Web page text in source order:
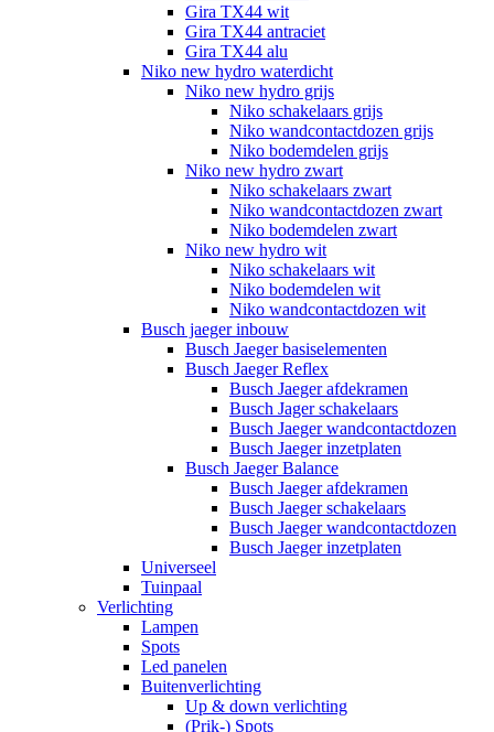
Gira TX44 wit
Gira TX44 antraciet
Gira TX44 alu
Niko new hydro waterdicht
Niko new hydro grijs
Niko schakelaars grijs
Niko wandcontactdozen grijs
Niko bodemdelen grijs
Niko new hydro zwart
Niko schakelaars zwart
Niko wandcontactdozen zwart
Niko bodemdelen zwart
Niko new hydro wit
Niko schakelaars wit
Niko bodemdelen wit
Niko wandcontactdozen wit
Busch jaeger inbouw
Busch Jaeger basiselementen
Busch Jaeger Reflex
Busch Jaeger afdekramen
Busch Jager schakelaars
Busch Jaeger wandcontactdozen
Busch Jaeger inzetplaten
Busch Jaeger Balance
Busch Jaeger afdekramen
Busch Jaeger schakelaars
Busch Jaeger wandcontactdozen
Busch Jaeger inzetplaten
Universeel
Tuinpaal
Verlichting
Lampen
Spots
Led panelen
Buitenverlichting
Up & down verlichting
(Prik-) Spots